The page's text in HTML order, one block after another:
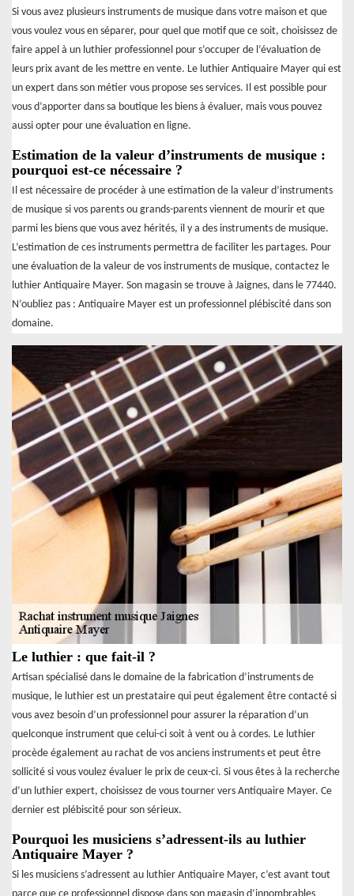
Si vous avez plusieurs instruments de musique dans votre maison et que
vous voulez vous en séparer, pour quel que motif que ce soit, choisissez de
faire appel à un luthier professionnel pour s’occuper de l’évaluation de
leurs prix avant de les mettre en vente. Le luthier Antiquaire Mayer qui est
un expert dans son métier vous propose ses services. Il est possible pour
vous d’apporter dans sa boutique les biens à évaluer, mais vous pouvez
aussi opter pour une évaluation en ligne.
Estimation de la valeur d’instruments de musique :
pourquoi est-ce nécessaire ?
Il est nécessaire de procéder à une estimation de la valeur d’instruments
de musique si vos parents ou grands-parents viennent de mourir et que
parmi les biens que vous avez hérités, il y a des instruments de musique.
L’estimation de ces instruments permettra de faciliter les partages. Pour
une évaluation de la valeur de vos instruments de musique, contactez le
luthier Antiquaire Mayer. Son magasin se trouve à Jaignes, dans le 77440.
N’oubliez pas : Antiquaire Mayer est un professionnel plébiscité dans son
domaine.
Le luthier : que fait-il ?
Artisan spécialisé dans le domaine de la fabrication d’instruments de
musique, le luthier est un prestataire qui peut également être contacté si
vous avez besoin d’un professionnel pour assurer la réparation d’un
quelconque instrument que celui-ci soit à vent ou à cordes. Le luthier
procède également au rachat de vos anciens instruments et peut être
sollicité si vous voulez évaluer le prix de ceux-ci. Si vous êtes à la recherche
d’un luthier expert, choisissez de vous tourner vers Antiquaire Mayer. Ce
dernier est plébiscité pour son sérieux.
Pourquoi les musiciens s’adressent-ils au luthier
Antiquaire Mayer ?
Si les musiciens s’adressent au luthier Antiquaire Mayer, c’est avant tout